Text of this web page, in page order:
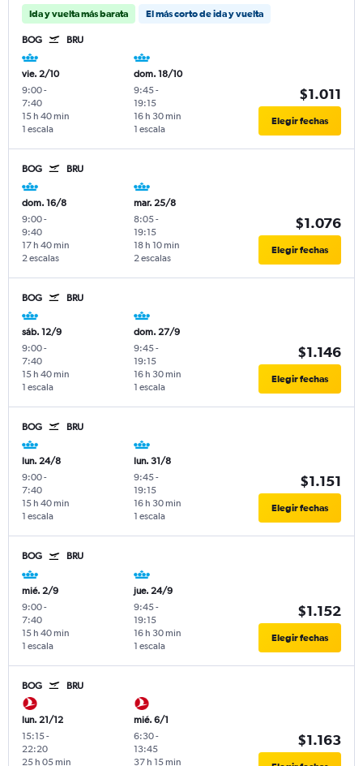
Ida y vuelta más barata El más corto de ida y vuelta
BOG BRU
vie. 2/10
9:00-
7:40
1 escala
15 h 40 min
dom. 18/10
9:45-
19:15
1 escala
16 h 30 min
$1.011
Elegir fechas
BOG BRU
dom. 16/8
9:00-
9:40
2 escalas
17 h 40 min
mar. 25/8
8:05-
19:15
2 escalas
18 h 10 min
$1.076
Elegir fechas
BOG BRU
sáb. 12/9
9:00-
7:40
1 escala
15 h 40 min
dom. 27/9
9:45-
19:15
1 escala
16 h 30 min
$1.146
Elegir fechas
BOG BRU
lun. 24/8
9:00-
7:40
1 escala
15 h 40 min
lun. 31/8
9:45-
19:15
1 escala
16 h 30 min
$1.151
Elegir fechas
BOG BRU
mié. 2/9
9:00-
7:40
1 escala
15 h 40 min
jue. 24/9
9:45-
19:15
1 escala
16 h 30 min
$1.152
Elegir fechas
BOG BRU
lun. 21/12
15:15-
22:20
25 h 05 min
mié. 6/1
6:30-
13:45
37 h 15 min
$1.163